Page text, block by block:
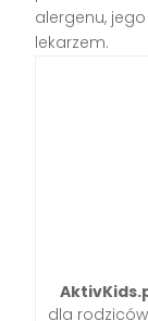
alergenu,
lekarzem.
dla